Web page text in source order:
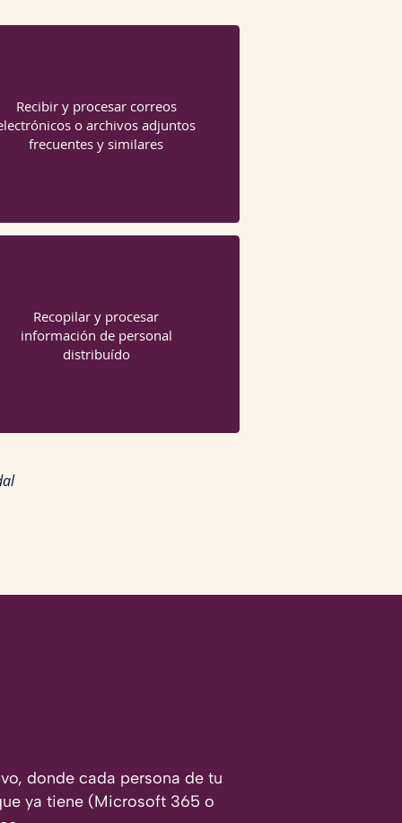
Recibir y procesar correos
o archivos adjuntos
frecuentes y similares
Recopilar y procesar
información de personal
distribuído
donde cada persona de tu
ya tiene (Microsoft 365 o